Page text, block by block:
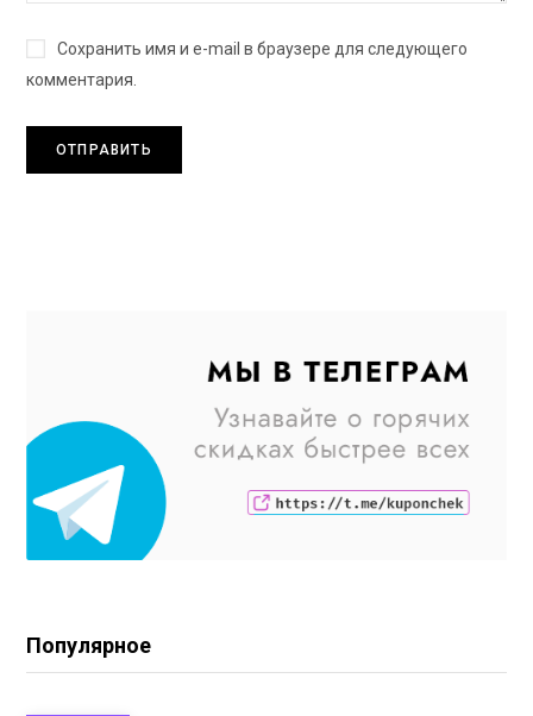
Сохранить имя и e-mail в браузере для следующего
комментария.
Популярное